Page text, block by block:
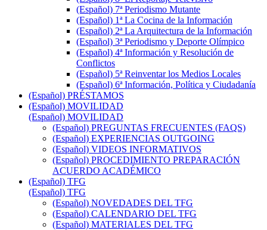
(Español) 7ª Periodismo Mutante
(Español) 1ª La Cocina de la Información
(Español) 2ª La Arquitectura de la Información
(Español) 3ª Periodismo y Deporte Olímpico
(Español) 4ª Información y Resolución de
Conflictos
(Español) 5ª Reinventar los Medios Locales
(Español) 6ª Información, Política y Ciudadanía
(Español) PRÉSTAMOS
(Español) MOVILIDAD
(Español) MOVILIDAD
(Español) PREGUNTAS FRECUENTES (FAQS)
(Español) EXPERIENCIAS OUTGOING
(Español) VIDEOS INFORMATIVOS
(Español) PROCEDIMIENTO PREPARACIÓN
ACUERDO ACADÉMICO
(Español) TFG
(Español) TFG
(Español) NOVEDADES DEL TFG
(Español) CALENDARIO DEL TFG
(Español) MATERIALES DEL TFG